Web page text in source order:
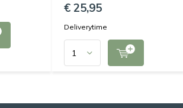
€ 25,95
Deliverytime